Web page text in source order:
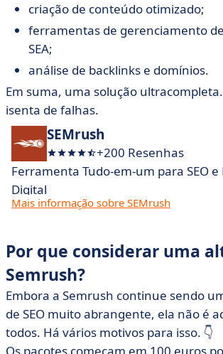
criação de conteúdo otimizado;
ferramentas de gerenciamento
SEA;
análise de backlinks e domínios.
Em suma, uma solução
isenta de falhas.
SEMrush
+200 Resenhas
Ferramenta Tudo-em-um para SEO
Digital
Mais informação sobre SEMrush
Por que considerar uma
Semrush?
Embora a Semrush continue sendo
de SEO muito abrangente, ela não é
todos. Há vários motivos para isso. 👇